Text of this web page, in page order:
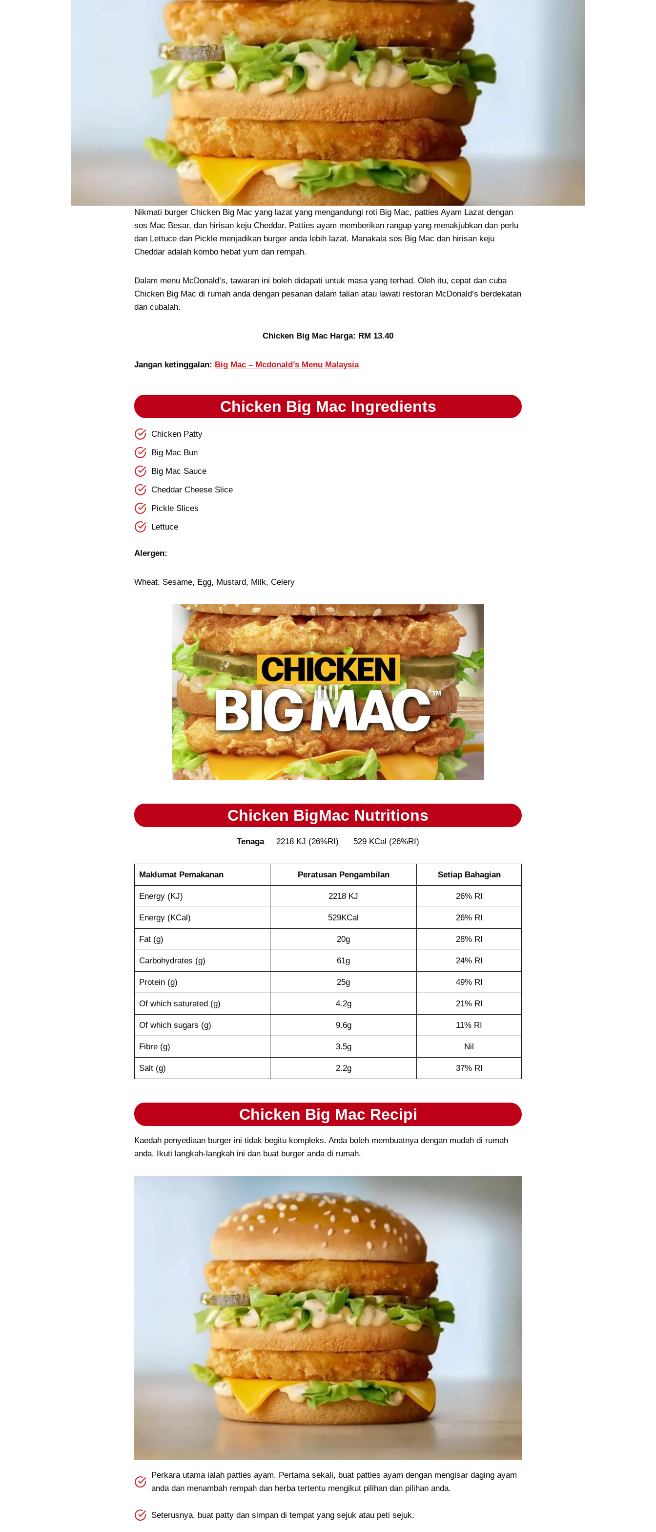
Nikmati burger Chicken Big Mac yang lazat yang mengandungi roti Big Mac, patties Ayam Lazat dengan
sos Mac Besar, dan hirisan keju Cheddar. Patties ayam memberikan rangup yang menakjubkan dan perlu
dan Lettuce dan Pickle menjadikan burger anda lebih lazat. Manakala sos Big Mac dan hirisan keju
Cheddar adalah kombo hebat yum dan rempah.
Dalam menu McDonald’s, tawaran ini boleh didapati untuk masa yang terhad. Oleh itu, cepat dan cuba
Chicken Big Mac di rumah anda dengan pesanan dalam talian atau lawati restoran McDonald’s berdekatan
dan cubalah.
Chicken Big Mac Harga: RM 13.40
Jangan ketinggalan: Big Mac – Mcdonald’s Menu Malaysia
Chicken Big Mac Ingredients
Chicken Patty
Big Mac Bun
Big Mac Sauce
Cheddar Cheese Slice
Pickle Slices
Lettuce
Alergen:
Wheat, Sesame, Egg, Mustard, Milk, Celery
Chicken BigMac Nutritions
Tenaga2218 KJ (26%RI) 529 KCal (26%RI)
Maklumat Pemakanan Peratusan Pengambilan Setiap Bahagian
Energy (KJ) 2218 KJ 26% RI
Energy (KCal) 529KCal 26% RI
Fat (g) 20g 28% RI
Carbohydrates (g) 61g 24% RI
Protein (g) 25g 49% RI
Of which saturated (g) 4.2g 21% RI
Of which sugars (g) 9.6g 11% RI
Fibre (g) 3.5g Nil
Salt (g) 2.2g 37% RI
Chicken Big Mac Recipi
Kaedah penyediaan burger ini tidak begitu kompleks. Anda boleh membuatnya dengan mudah di rumah
anda. Ikuti langkah-langkah ini dan buat burger anda di rumah.
Perkara utama ialah patties ayam. Pertama sekali, buat patties ayam dengan mengisar daging ayam
anda dan menambah rempah dan herba tertentu mengikut pilihan dan pilihan anda.
Seterusnya, buat patty dan simpan di tempat yang sejuk atau peti sejuk.